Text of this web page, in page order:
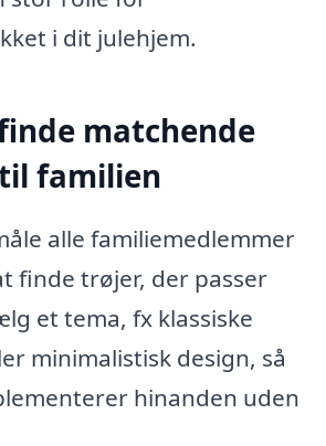
i dit julehjem.
matchende
familien
alle familiemedlemmer
finde trøjer, der passer
et tema, fx klassiske
minimalistisk design, så
hinanden uden